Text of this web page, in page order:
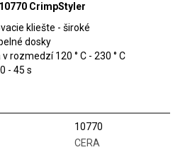
CrimpStyler
kliešte - široké
dosky
rozmedzí 120 ° C - 230 ° C
- 45 s
10770
CERA